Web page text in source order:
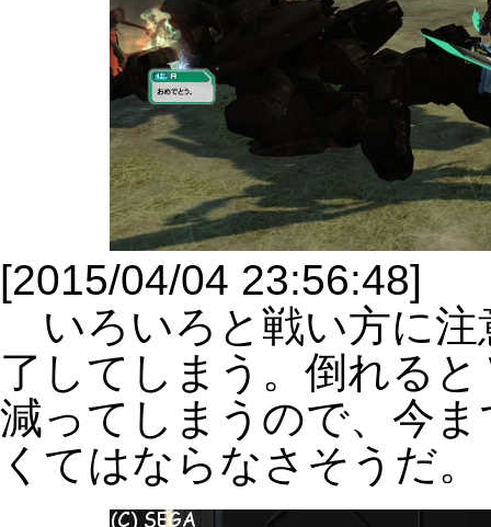
[2015/04/04 23:56:48]
いろいろと戦い方に注
了してしまう。倒れる
減ってしまうので、今
くてはならなさそうだ。